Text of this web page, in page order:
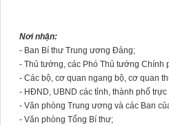
Nơi nhận:
- Ban Bí thư Trung ương Đảng;
- Thủ tướng, các Phó Thủ tướng Chính
- Các bộ, cơ quan ngang bộ, cơ quan
- HĐND, UBND các tỉnh, thành phố
- Văn phòng Trung ương và các Ban
- Văn phòng Tổng Bí thư;